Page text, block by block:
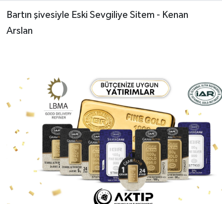
Bartın şivesiyle Eski Sevgiliye Sitem - Kenan
Arslan
Siyaset
Turizm
Yaşam
Yerel Yönetimler
DÜNYA
YEREL